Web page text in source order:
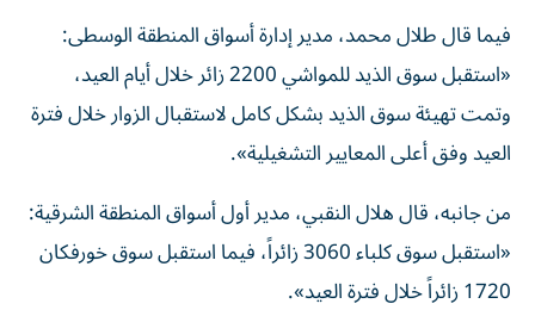
«استقبل سوق الذيد للمواشي 2200 زائر خلال أيام العيد،
وتمت تهيئة سوق الذيد بشكل كامل لاستقبال الزوار خلال فترة
العيد وفق أعلى المعايير التشغيلية».
«استقبل سوق كلباء 3060 زائراً، فيما استقبل سوق خورفكان
1720 زائراً خلال فترة العيد».